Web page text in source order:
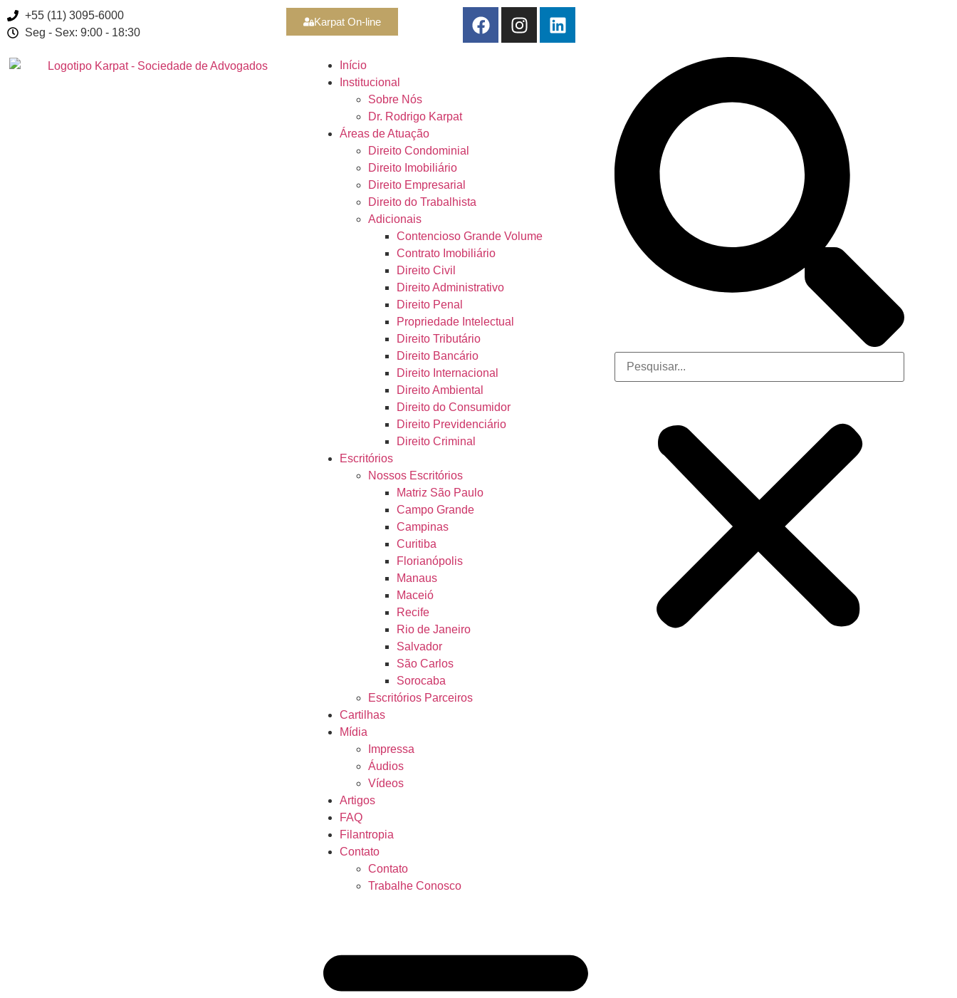
+55 (11) 3095-6000
Seg - Sex: 9:00 - 18:30
Karpat On-line
Início
Institucional
Sobre Nós
Dr. Rodrigo Karpat
Áreas de Atuação
Direito Condominial
Direito Imobiliário
Direito Empresarial
Direito do Trabalhista
Adicionais
Contencioso Grande Volume
Contrato Imobiliário
Direito Civil
Direito Administrativo
Direito Penal
Propriedade Intelectual
Direito Tributário
Direito Bancário
Direito Internacional
Direito Ambiental
Direito do Consumidor
Direito Previdenciário
Direito Criminal
Escritórios
Nossos Escritórios
Matriz São Paulo
Campo Grande
Campinas
Curitiba
Florianópolis
Manaus
Maceió
Recife
Rio de Janeiro
Salvador
São Carlos
Sorocaba
Escritórios Parceiros
Cartilhas
Mídia
Impressa
Áudios
Vídeos
Artigos
FAQ
Filantropia
Contato
Contato
Trabalhe Conosco